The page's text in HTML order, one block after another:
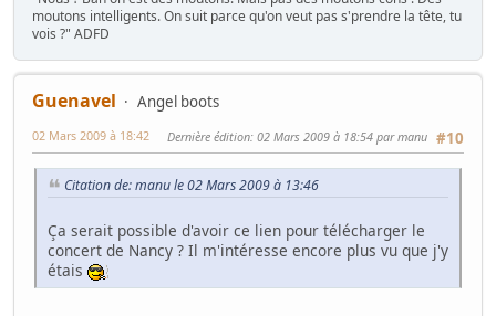
moutons intelligents. On suit parce qu'on veut pas s'prendre la tête, tu
vois ?" ADFD
Guenavel
Angel boots
#10
02 Mars 2009 à 18:42 Dernière édition: 02 Mars 2009 à 18:54 par manu
Citation de: manu le 02 Mars 2009 à 13:46
Ça serait possible d'avoir ce lien pour télécharger le
concert de Nancy ? Il m'intéresse encore plus vu que j'y
étais